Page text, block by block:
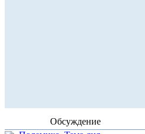
Обсуждение